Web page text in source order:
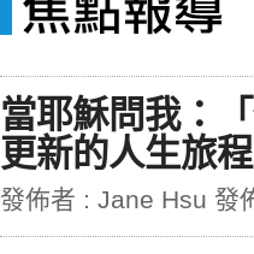
當耶穌問我：
更新的人生旅程
發佈者 : Jane Hsu 發